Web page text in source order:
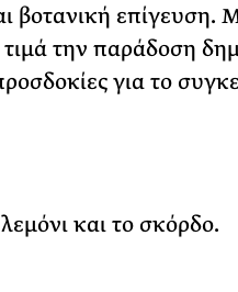
βοτανική επίγευση.
την παράδοση
για το
και το σκόρδο.